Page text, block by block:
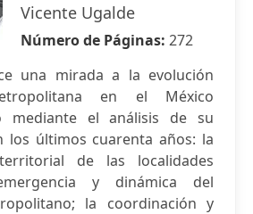
Vicente Ugalde
Número de Páginas: 272
una mirada a la evolución
en el México
mediante el análisis de su
los últimos cuarenta años: la
de las localidades
y dinámica del
la coordinación y